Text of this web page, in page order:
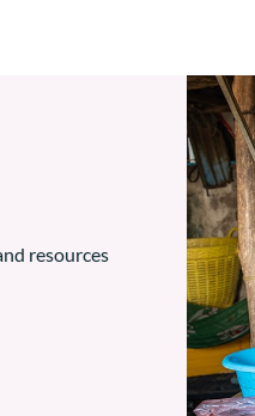
resources